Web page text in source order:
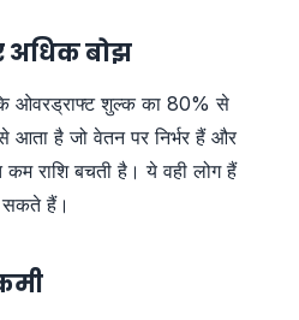
अधिक बोझ
ओवरड्राफ्ट शुल्क का 80% से
आता है जो वेतन पर निर्भर हैं और
राशि बचती है। ये वही लोग हैं
हैं।